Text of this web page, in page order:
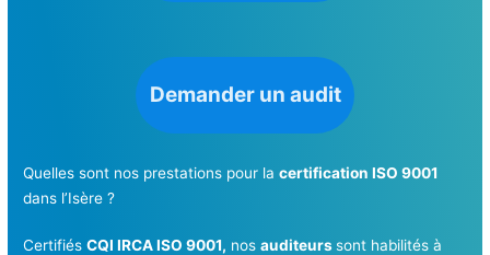
Demander un audit
Quelles sont nos prestations pour lacertification ISO 9001
dans l’Isère ?
CertifiésCQI IRCA ISO 9001, nosauditeurssont habilités à